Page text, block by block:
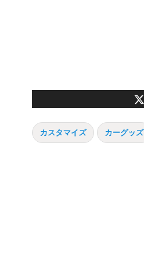
カスタマイズ カーグッズ